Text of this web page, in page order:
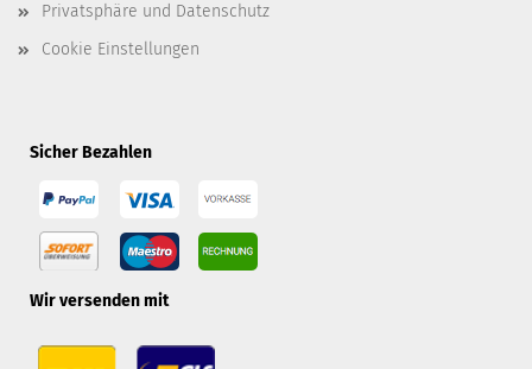
Privatsphäre und Datenschutz
Cookie Einstellungen
Sicher Bezahlen
Wir versenden mit